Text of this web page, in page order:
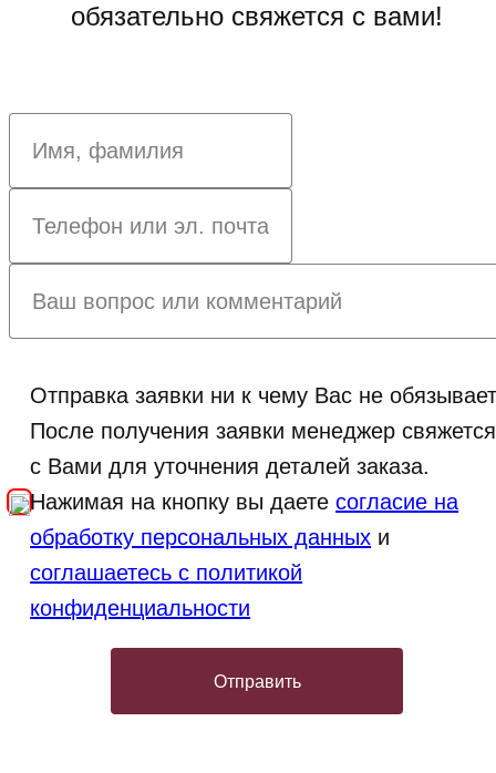
обязательно свяжется с вами!
Отправка заявки ни к чему Вас не
После получения заявки менеджер свяжется
с Вами для уточнения деталей заказа.
Нажимая на кнопку вы даетесогласие на
обработку персональных данных и
соглашаетесь с политикой
конфиденциальности
Отправить